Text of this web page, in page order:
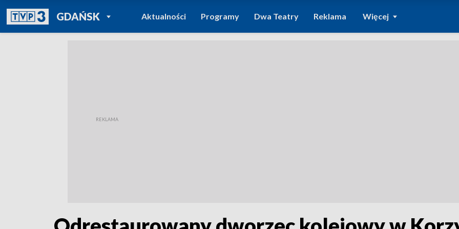
GDAŃSKPOWRÓT DO
TVP REGIONY
Aktualności Programy Dwa Teatry Reklama Więcej